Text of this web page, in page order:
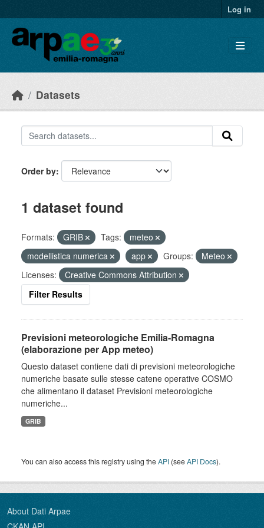
Log in
Datasets
Order by
1 dataset found
Formats: GRIB Tags:
meteo
modellistica numerica
app Groups:
Meteo
Licenses:
Creative Commons Attribution
Filter Results
Previsioni meteorologiche Emilia-Romagna
(elaborazione per App meteo)
Questo dataset contiene dati di previsioni meteorologiche
numeriche basate sulle stesse catene operative COSMO
che alimentano il dataset Previsioni meteorologiche
numeriche...
GRIB
You can also access this registry using theAPI (seeAPI Docs).
About Dati Arpae